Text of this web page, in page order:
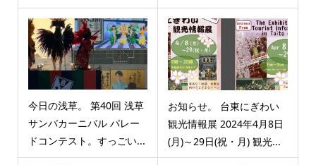
今日の浅草。 第40回 浅草
サンバカーニバル パレー
ドコンテスト。すっごい...
お知らせ。 台東にぎわい
観光情報展 2024年4月8日
(月)～29日(祝・月) 観光...